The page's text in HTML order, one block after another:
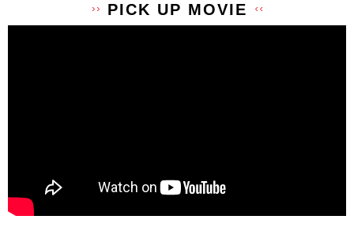
PICK UP MOVIE